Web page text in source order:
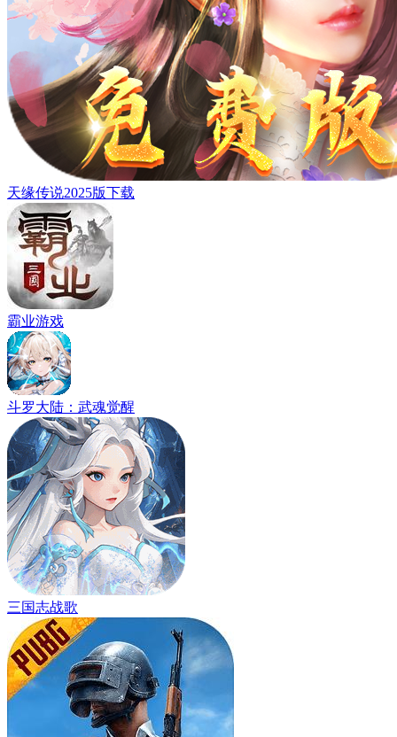
天缘传说2025版下载
霸业游戏
斗罗大陆：武魂觉醒
三国志战歌